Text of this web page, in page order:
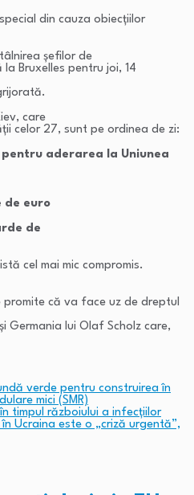
din cauza obiecțiilor
șefilor de
Bruxelles pentru joi, 14
care
celor 27, sunt pe ordinea de zi:
aderarea la Uniunea
de euro
de
cel mai mic compromis.
că va face uz de dreptul
Germania lui Olaf Scholz care,
verde pentru construirea în
mici (SMR)
timpul războiului a infecțiilor
Ucraina este o „criză urgentă”,